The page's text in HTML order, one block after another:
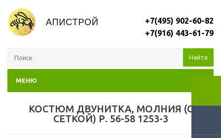
+7(495) 902-60-82
+7(916) 443-61-79
Найти
МЕНЮ
КОСТЮМ ДВУНИТКА, МОЛНИЯ (С
СЕТКОЙ) Р. 56-58 1253-3